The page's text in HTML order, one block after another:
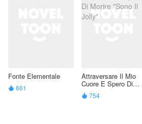
Fonte Elementale
 661
Attraversare Il Mio
Cuore E Spero Di
Morire "Sono Il Jolly"
 754